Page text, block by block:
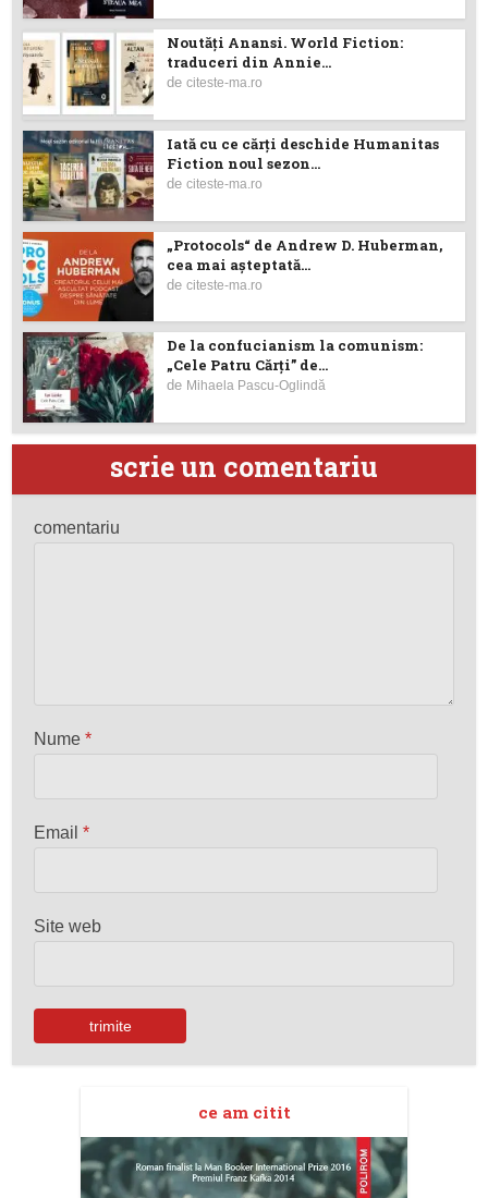
Noutăţi Anansi. World Fiction:
traduceri din Annie...
deciteste-ma.ro
Iată cu ce cărţi deschide Humanitas
Fiction noul sezon...
deciteste-ma.ro
„Protocols“ de Andrew D. Huberman,
cea mai așteptată...
deciteste-ma.ro
De la confucianism la comunism:
„Cele Patru Cărți” de...
de Mihaela Pascu-Oglindă
scrie un comentariu
comentariu
Nume*
Email*
Site web
ce am citit